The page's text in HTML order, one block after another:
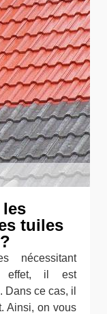
tuiles
nécessitant
effet, il est
Dans ce cas, il
Ainsi, on vous